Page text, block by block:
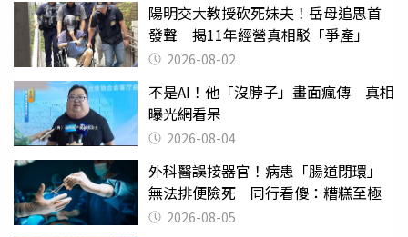
陽明交大教授砍死妹夫！岳母追思首
發聲 揭11年經營真相駁「爭產」
2026-08-02
不是AI！他「沒脖子」畫面瘋傳 真相
曝光網看呆
2026-08-04
外科醫誤接器官！病患「腸道閉環」
無法排便險死 同行看傻：糟糕至極
2026-08-05